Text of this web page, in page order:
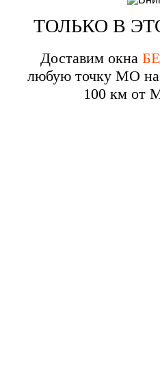
ТОЛЬКО В
Доставим окна
любую точку МО на
100 км от